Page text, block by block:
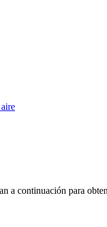
a continuación para